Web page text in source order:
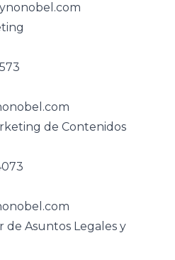
de Contenidos
de Asuntos Legales y